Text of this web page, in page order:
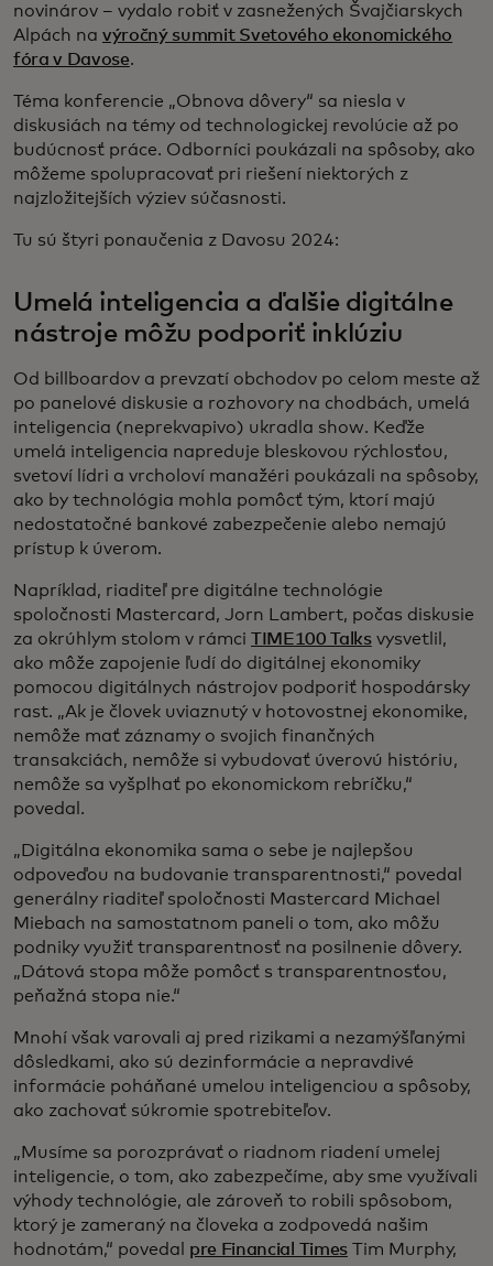
novinárov – vydalo robiť v zasnežených Švajčiarskych
Alpách na výročný summit Svetového ekonomického
fóra v Davose.
Téma konferencie „Obnova dôvery“ sa niesla v
diskusiách na témy od technologickej revolúcie až po
budúcnosť práce. Odborníci poukázali na spôsoby, ako
môžeme spolupracovať pri riešení niektorých z
najzložitejších výziev súčasnosti.
Tu sú štyri ponaučenia z Davosu 2024:
Umelá inteligencia a ďalšie digitálne
nástroje môžu podporiť inklúziu
Od billboardov a prevzatí obchodov po celom meste až
po panelové diskusie a rozhovory na chodbách, umelá
inteligencia (neprekvapivo) ukradla show. Keďže
umelá inteligencia napreduje bleskovou rýchlosťou,
svetoví lídri a vrcholoví manažéri poukázali na spôsoby,
ako by technológia mohla pomôcť tým, ktorí majú
nedostatočné bankové zabezpečenie alebo nemajú
prístup k úverom.
Napríklad, riaditeľ pre digitálne technológie
spoločnosti Mastercard, Jorn Lambert, počas diskusie
za okrúhlym stolom v rámci TIME100 Talksvysvetlil,
ako môže zapojenie ľudí do digitálnej ekonomiky
pomocou digitálnych nástrojov podporiť hospodársky
rast. „Ak je človek uviaznutý v hotovostnej ekonomike,
nemôže mať záznamy o svojich finančných
transakciách, nemôže si vybudovať úverovú históriu,
nemôže sa vyšplhať po ekonomickom rebríčku,“
povedal.
„Digitálna ekonomika sama o sebe je najlepšou
odpoveďou na budovanie transparentnosti,“ povedal
generálny riaditeľ spoločnosti Mastercard Michael
Miebach na samostatnom paneli o tom, ako môžu
podniky využiť transparentnosť na posilnenie dôvery.
„Dátová stopa môže pomôcť s transparentnosťou,
peňažná stopa nie.“
Mnohí však varovali aj pred rizikami a nezamýšľanými
dôsledkami, ako sú dezinformácie a nepravdivé
informácie poháňané umelou inteligenciou a spôsoby,
ako zachovať súkromie spotrebiteľov.
„Musíme sa porozprávať o riadnom riadení umelej
inteligencie, o tom, ako zabezpečíme, aby sme využívali
výhody technológie, ale zároveň to robili spôsobom,
ktorý je zameraný na človeka a zodpovedá našim
hodnotám,“ povedal pre Financial TimesTim Murphy,